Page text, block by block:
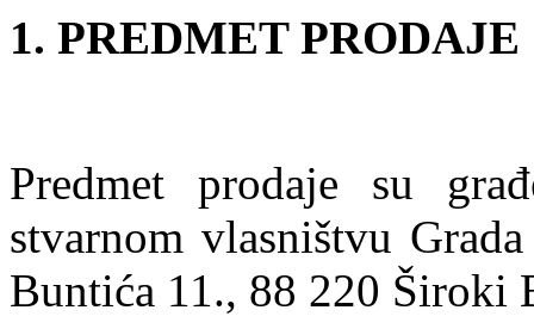
1. PREDMET PRODAJE
Predmet prodaje su
stvarnom vlasništvu
Buntića 11., 88 220 Široki